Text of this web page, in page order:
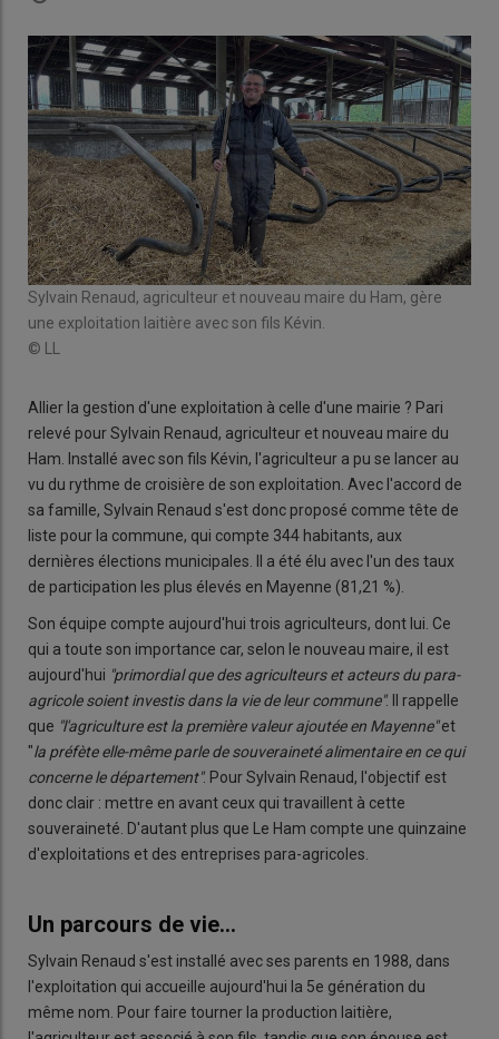
Sylvain Renaud, agriculteur et nouveau maire du Ham, gère
une exploitation laitière avec son fils Kévin.
© LL
Allier la gestion d'une exploitation à celle d'une mairie ? Pari
relevé pour Sylvain Renaud, agriculteur et nouveau maire du
Ham. Installé avec son fils Kévin, l'agriculteur a pu se lancer au
vu du rythme de croisière de son exploitation. Avec l'accord de
sa famille, Sylvain Renaud s'est donc proposé comme tête de
liste pour la commune, qui compte 344 habitants, aux
dernières élections municipales. Il a été élu avec l'un des taux
de participation les plus élevés en Mayenne (81,21 %).
Son équipe compte aujourd'hui trois agriculteurs, dont lui. Ce
qui a toute son importance car, selon le nouveau maire, il est
aujourd'hui "primordial que des agriculteurs et acteurs du para-
agricole soient investis dans la vie de leur commune". Il rappelle
que "l'agriculture est la première valeur ajoutée en Mayenne"et
"la préfète elle-même parle de souveraineté alimentaire en ce qui
concerne le département". Pour Sylvain Renaud, l'objectif est
donc clair : mettre en avant ceux qui travaillent à cette
souveraineté. D'autant plus que Le Ham compte une quinzaine
d'exploitations et des entreprises para-agricoles.
Un parcours de vie...
Sylvain Renaud s'est installé avec ses parents en 1988, dans
l'exploitation qui accueille aujourd'hui la 5e génération du
même nom. Pour faire tourner la production laitière,